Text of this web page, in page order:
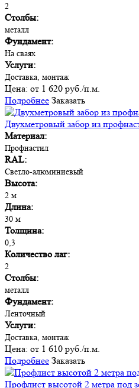
2
Столбы:
металл
Фундамент:
На сваях
Услуги:
Доставка, монтаж
Цена: от 1 620 руб./п.м.
Подробнее Заказать
Двухметровый забор из
Материал:
Профнастил
RAL:
Светло-алюминиевый
Высота:
2 м
Длина:
30 м
Толщина:
0,3
Количество лаг:
2
Столбы:
металл
Фундамент:
Ленточный
Услуги:
Доставка, монтаж
Цена: от 1 610 руб./п.м.
Подробнее Заказать
Профлист высотой 2 метра под